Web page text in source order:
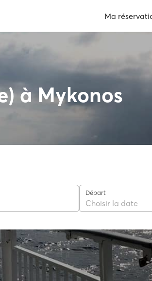
Ma
à Mykonos
Départ
Choisir la date